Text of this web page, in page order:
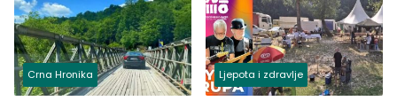
Crna Hronika Ljepota i zdravlje